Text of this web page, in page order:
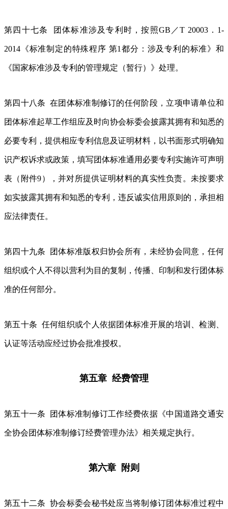
第四十七条 团体标准涉及专利时，按照GB／T 20003．1-
2014《标准制定的特殊程序 第1都分：涉及专利的标准》和
《国家标准涉及专利的管理规定（暂行）》处理。
第四十八条 在团体标准制修订的任何阶段，立项申请单位和
团体标准起草工作组应及时向协会标委会披露其拥有和知悉的
必要专利，提供相应专利信息及证明材料，以书面形式明确知
识产权诉求或政策，填写团体标准通用必要专利实施许可声明
表（附件9），并对所提供证明材料的真实性负责。未按要求
如实披露其拥有和知悉的专利，违反诚实信用原则的，承担相
应法律责任。
第四十九条 团体标准版权归协会所有，未经协会同意，任何
组织或个人不得以营利为目的复制，传播、印制和发行团体标
准的任何部分。
第五十条 任何组织或个人依据团体标准开展的培训、检测、
认证等活动应经过协会批准授权。
第五章 经费管理
第五十一条 团体标准制修订工作经费依据《中国道路交通安
全协会团体标准制修订经费管理办法》相关规定执行。
第六章 附则
第五十二条 协会标委会秘书处应当将制修订团体标准过程中